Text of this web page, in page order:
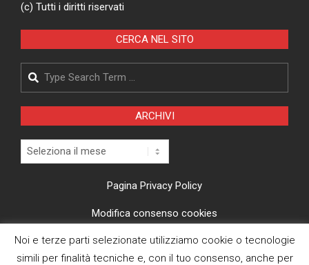
(c) Tutti i diritti riservati
CERCA NEL SITO
Search
ARCHIVI
Archivi
Pagina Privacy Policy
Modifica consenso cookies
CI TROVI ANCHE SU
Noi e terze parti selezionate utilizziamo cookie o tecnologie
simili per finalità tecniche e, con il tuo consenso, anche per